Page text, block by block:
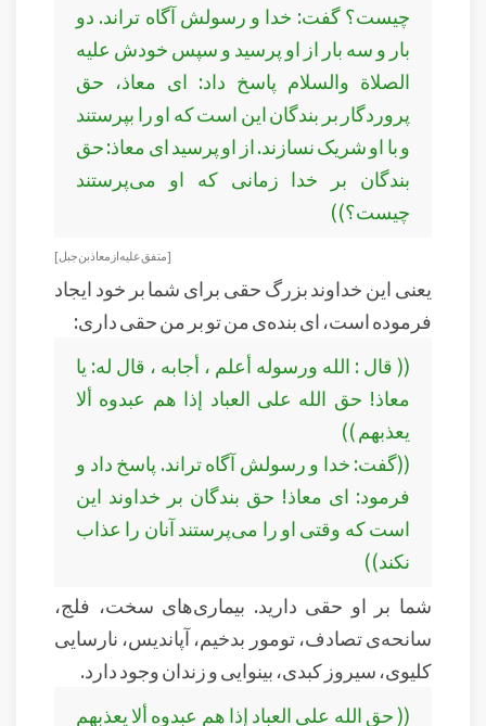
چیست؟ گفت: خدا و رسولش آگاه تراند. دو
بار و سه بار از او پرسید و سپس خودش علیه
الصلاة والسلام پاسخ داد: ای معاذ، حق
پروردگار بر بندگان این است که او را بپرستند
و با او شریک نسازند. از او پرسید ای معاذ: حق
بندگان بر خدا زمانی که او می‌پرستند
چیست؟))
[متفق عليه از معاذ بن جبل]
یعنی این خداوند بزرگ حقی برای شما بر خود ایجاد
فرموده است، ای بنده‌ی من تو بر من حقی داری:
(( قال : الله ورسوله أعلم ، أجابه ، قال له: يا
معاذ! حق الله على العباد إذا هم عبدوه ألا
يعذبهم ))
((گفت: خدا و رسولش آگاه تراند. پاسخ داد و
فرمود: ای معاذ! حق بندگان بر خداوند این
است که وقتی او را می‌پرستند آنان را عذاب
نکند))
شما بر او حقی دارید. بیماری‌های سخت، فلج،
سانحه‌ی تصادف، تومور بدخیم، آپاندیس، نارسایی
کلیوی، سیروز کبدی، بینوایی و زندان وجود دارد.
(( حق الله على العباد إذا هم عبدوه ألا يعذبهم